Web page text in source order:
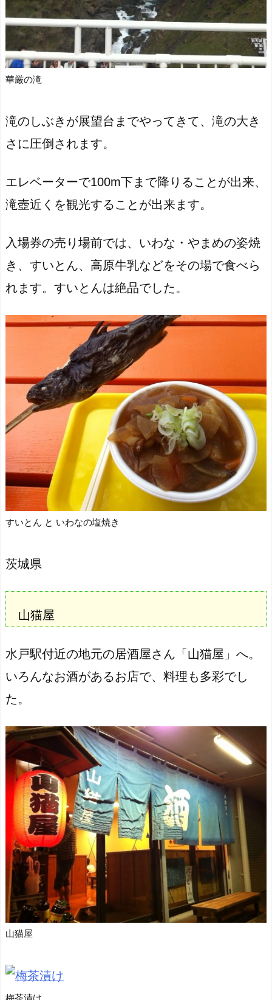
華厳の滝
滝のしぶきが展望台までやってきて、滝の大き
さに圧倒されます。
エレベーターで100m下まで降りることが出来、
滝壺近くを観光することが出来ます。
入場券の売り場前では、いわな・やまめの姿焼
き、すいとん、高原牛乳などをその場で食べら
れます。すいとんは絶品でした。
すいとん と いわなの塩焼き
茨城県
山猫屋
水戸駅付近の地元の居酒屋さん「山猫屋」へ。
いろんなお酒があるお店で、料理も多彩でし
た。
山猫屋
梅茶漬け